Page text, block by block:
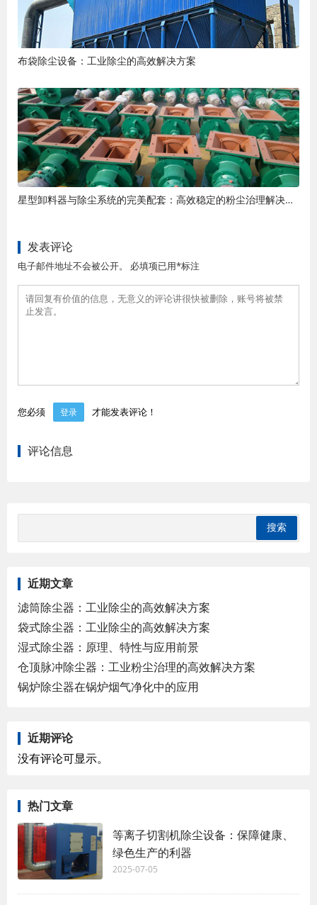
布袋除尘设备：工业除尘的高效解决方案
星型卸料器与除尘系统的完美配套：高效稳定的粉尘治理解决方案
发表评论
电子邮件地址不会被公开。 必填项已用*标注
您必须 登录 才能发表评论！
评论信息
近期文章
滤筒除尘器：工业除尘的高效解决方案
袋式除尘器：工业除尘的高效解决方案
湿式除尘器：原理、特性与应用前景
仓顶脉冲除尘器：工业粉尘治理的高效解决方案
锅炉除尘器在锅炉烟气净化中的应用
近期评论
没有评论可显示。
热门文章
等离子切割机除尘设备：保障健康、
绿色生产的利器
2025-07-05